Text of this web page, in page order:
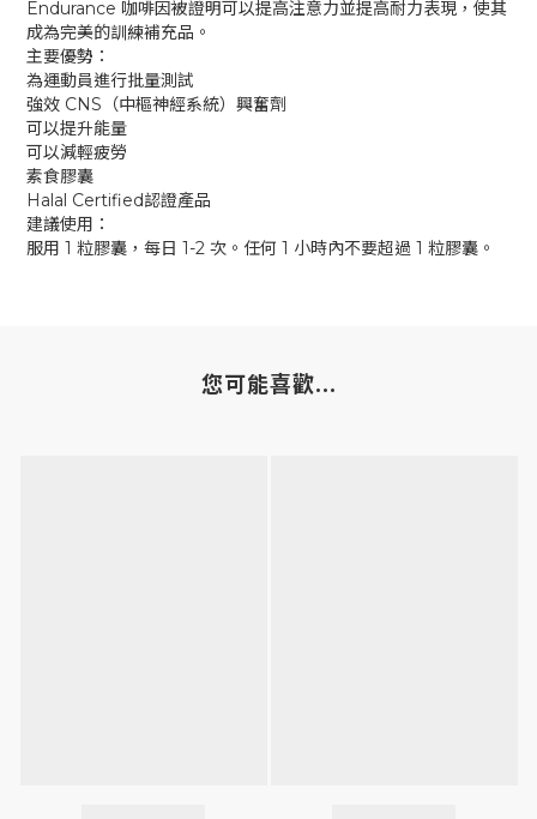
Endurance 咖啡因被證明可以提高注意力並提高耐力表現，使其
成為完美的訓練補充品。
主要優勢：
為運動員進行批量測試
強效 CNS（中樞神經系統）興奮劑
可以提升能量
可以減輕疲勞
素食膠囊
Halal Certified認證產品
建議使用：
服用 1 粒膠囊，每日 1-2 次。任何 1 小時內不要超過 1 粒膠囊。
您可能喜歡...